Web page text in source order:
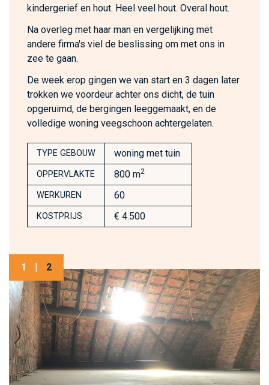
kindergerief en hout. Heel veel hout. Overal hout.
Na overleg met haar man en vergelijking met
andere firma's viel de beslissing om met ons in
zee te gaan.
De week erop gingen we van start en 3 dagen later
trokken we voordeur achter ons dicht, de tuin
opgeruimd, de bergingen leeggemaakt, en de
volledige woning veegschoon achtergelaten.
TYPE GEBOUW woning met tuin
OPPERVLAKTE 800 m2
WERKUREN 60
KOSTPRIJS € 4.500
1 | 2